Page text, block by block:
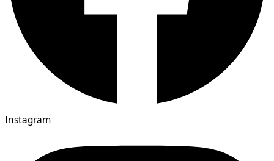
Instagram